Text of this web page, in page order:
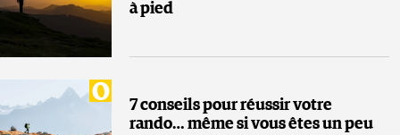
à pied
7 conseils pour réussir votre
rando… même si vous êtes un peu